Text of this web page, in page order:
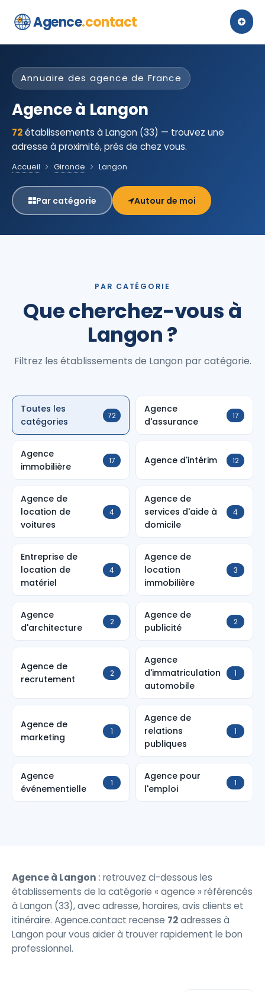
Agence.contact
Annuaire des agence de France
Agence à Langon
72établissements à Langon (33) — trouvez une
adresse à proximité, près de chez vous.
Accueil Gironde Langon
Par catégorie Autour de moi
PAR CATÉGORIE
Que cherchez-vous à
Langon ?
Filtrez les établissements de Langon par catégorie.
Toutes les
catégories
72
Agence
d'assurance
17
Agence
immobilière
17 Agence d'intérim 12
Agence de
location de
voitures
4
Agence de
services d'aide à
domicile
4
Entreprise de
location de
matériel
4
Agence de
location
immobilière
3
Agence
d'architecture
2
Agence de
publicité
2
Agence de
recrutement
2
Agence
d'immatriculation
automobile
1
Agence de
marketing
1
Agence de
relations
publiques
1
Agence
événementielle
1
Agence pour
l'emploi
1
Agence à Langon : retrouvez ci-dessous les
établissements de la catégorie « agence » référencés
à Langon (33), avec adresse, horaires, avis clients et
itinéraire. Agence.contact recense 72adresses à
Langon pour vous aider à trouver rapidement le bon
professionnel.